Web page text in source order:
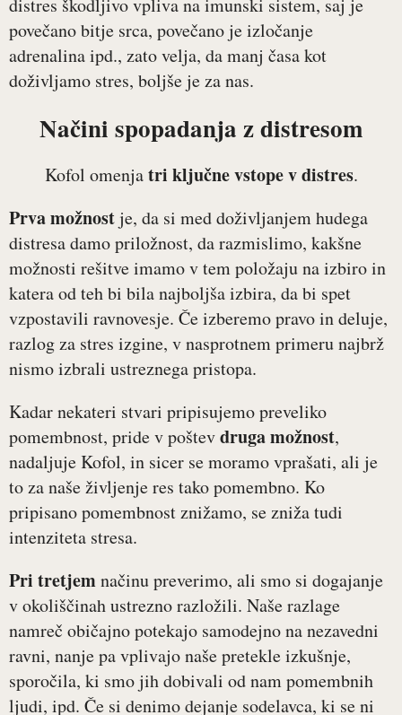
povečano bitje srca, povečano je izločanje
adrenalina ipd., zato velja, da manj časa kot
doživljamo stres, boljše je za nas.
Načini spopadanja z distresom
Kofol omenjatri ključne vstope v distres.
Prva možnostje, da si med doživljanjem hudega
distresa damo priložnost, da razmislimo, kakšne
možnosti rešitve imamo v tem položaju na izbiro in
katera od teh bi bila najboljša izbira, da bi spet
vzpostavili ravnovesje. Če izberemo pravo in deluje,
razlog za stres izgine, v nasprotnem primeru najbrž
nismo izbrali ustreznega pristopa.
Kadar nekateri stvari pripisujemo preveliko
pomembnost, pride v poštevdruga možnost,
nadaljuje Kofol, in sicer se moramo vprašati, ali je
to za naše življenje res tako pomembno. Ko
pripisano pomembnost znižamo, se zniža tudi
intenziteta stresa.
Pri tretjemnačinu preverimo, ali smo si dogajanje
v okoliščinah ustrezno razložili. Naše razlage
namreč običajno potekajo samodejno na nezavedni
ravni, nanje pa vplivajo naše pretekle izkušnje,
sporočila, ki smo jih dobivali od nam pomembnih
ljudi, ipd. Če si denimo dejanje sodelavca, ki se ni